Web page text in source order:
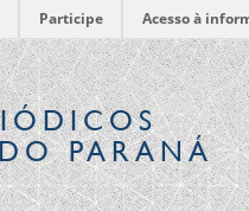
Participe Acesso à
PARANÁ